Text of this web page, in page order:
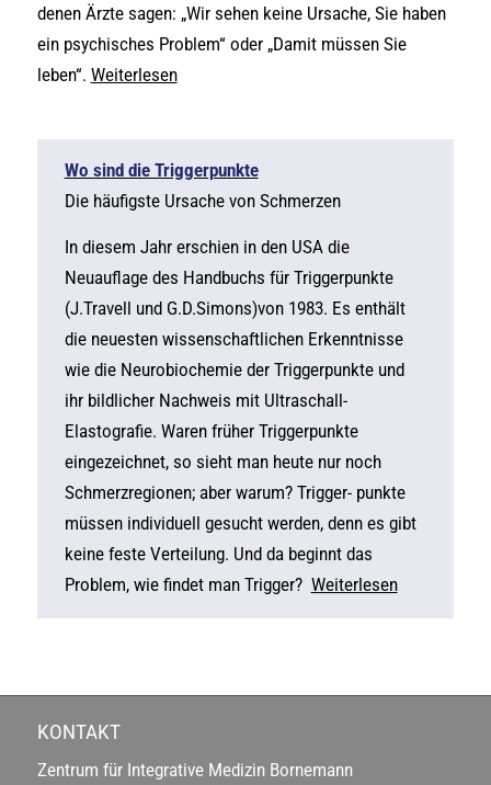
denen Ärzte sagen: „Wir sehen keine Ursache, Sie haben
ein psychisches Problem“ oder „Damit müssen Sie
leben“. Weiterlesen
Wo sind die Triggerpunkte
Die häufigste Ursache von Schmerzen
In diesem Jahr erschien in den USA die
Neuauflage des Handbuchs für Triggerpunkte
(J.Travell und G.D.Simons)von 1983. Es enthält
die neuesten wissenschaftlichen Erkenntnisse
wie die Neurobiochemie der Triggerpunkte und
ihr bildlicher Nachweis mit Ultraschall-
Elastografie. Waren früher Triggerpunkte
eingezeichnet, so sieht man heute nur noch
Schmerzregionen; aber warum? Trigger- punkte
müssen individuell gesucht werden, denn es gibt
keine feste Verteilung. Und da beginnt das
Problem, wie findet man Trigger? Weiterlesen
KONTAKT
Zentrum für Integrative Medizin Bornemann